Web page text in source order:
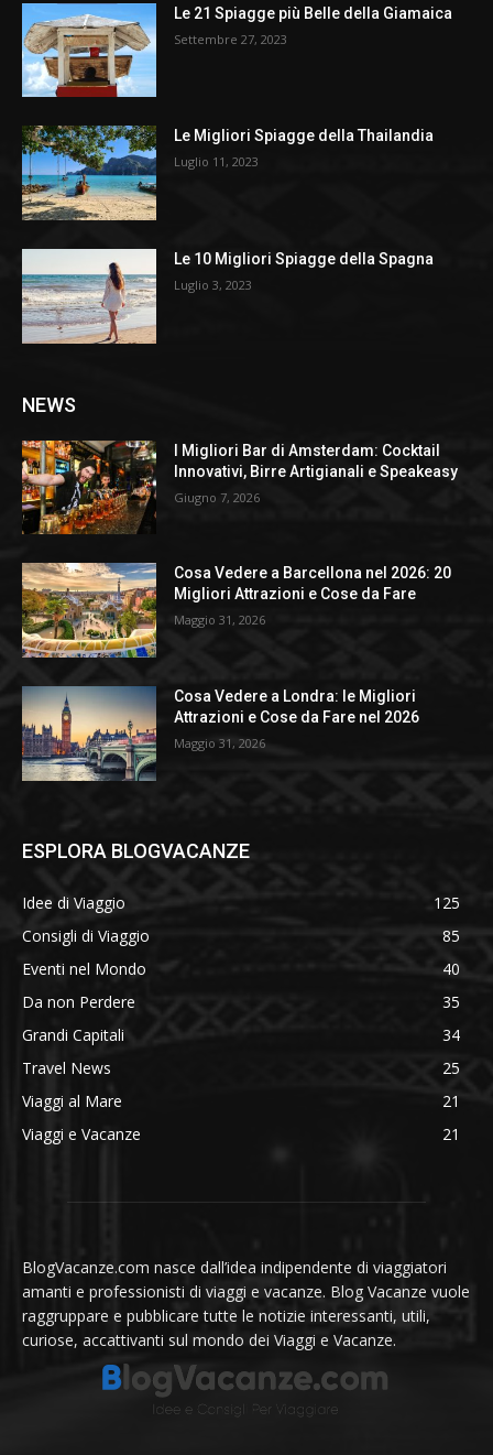
Le 21 Spiagge più Belle della Giamaica
Settembre 27, 2023
Le Migliori Spiagge della Thailandia
Luglio 11, 2023
Le 10 Migliori Spiagge della Spagna
Luglio 3, 2023
NEWS
I Migliori Bar di Amsterdam: Cocktail
Innovativi, Birre Artigianali e Speakeasy
Giugno 7, 2026
Cosa Vedere a Barcellona nel 2026: 20
Migliori Attrazioni e Cose da Fare
Maggio 31, 2026
Cosa Vedere a Londra: le Migliori
Attrazioni e Cose da Fare nel 2026
Maggio 31, 2026
ESPLORA BLOGVACANZE
Idee di Viaggio
125
Consigli di Viaggio
85
Eventi nel Mondo
40
Da non Perdere
35
Grandi Capitali
34
Travel News
25
Viaggi al Mare
21
Viaggi e Vacanze
21
BlogVacanze.com nasce dall’idea indipendente di viaggiatori
amanti e professionisti di viaggi e vacanze. Blog Vacanze vuole
raggruppare e pubblicare tutte le notizie interessanti, utili,
curiose, accattivanti sul mondo dei Viaggi e Vacanze.